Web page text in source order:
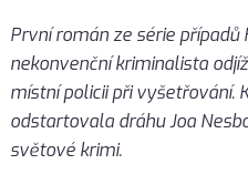
První román ze série
nekonvenční kriminalista
místní policii při vyšetřování.
odstartovala dráhu Joa
světové krimi.